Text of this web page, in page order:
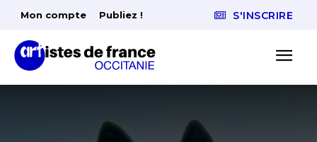
Mon compte Publiez ! S'INSCRIRE